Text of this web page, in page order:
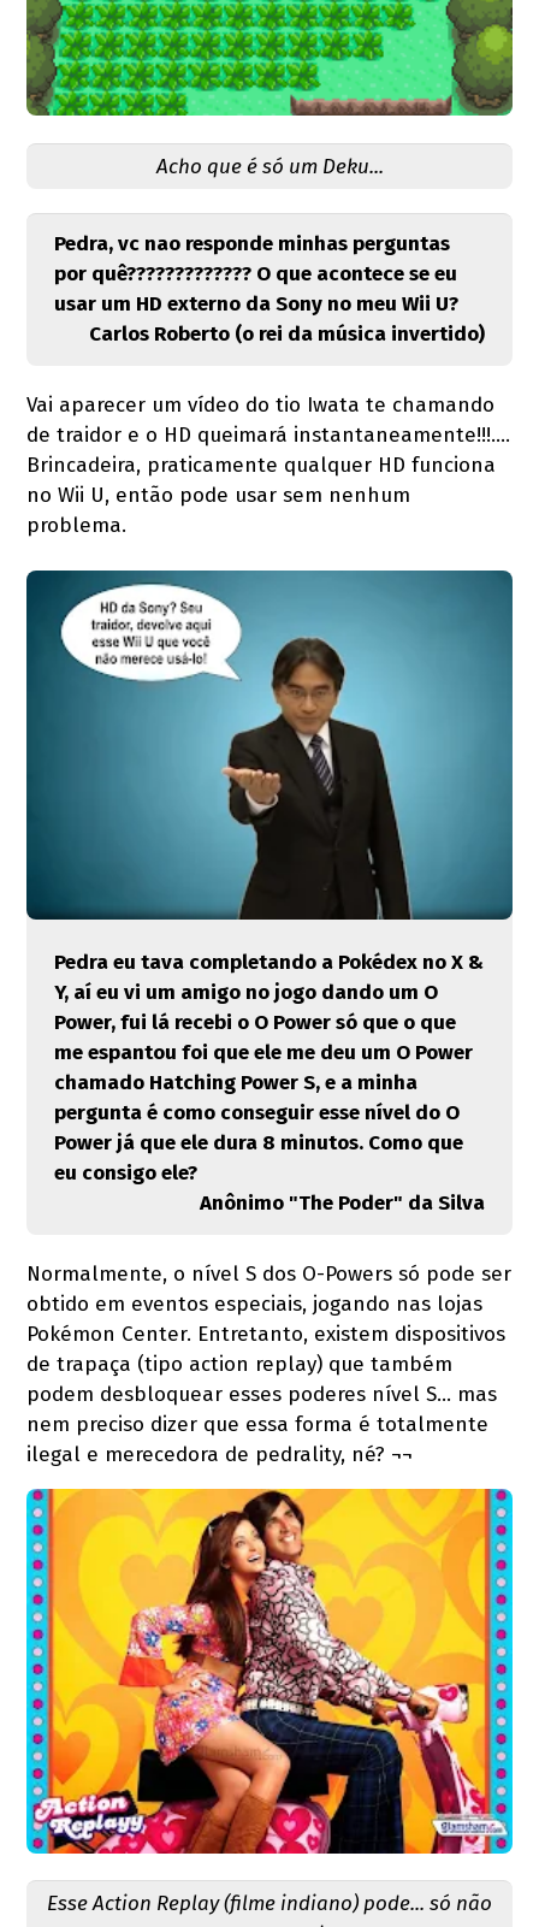
Acho que é só um Deku...
Pedra, vc nao responde minhas perguntas
por quê????????????? O que acontece se eu
usar um HD externo da Sony no meu Wii U?‎
Carlos Roberto (o rei da música invertido)
Vai aparecer um vídeo do tio Iwata te chamando
de traidor e o HD queimará instantaneamente!!!....
Brincadeira, praticamente qualquer HD funciona
no Wii U, então pode usar sem nenhum
problema.
Pedra eu tava completando a Pokédex no X &
Y, aí eu vi um amigo no jogo dando um O
Power, fui lá recebi o O Power só que o que
me espantou foi que ele me deu um O Power
chamado Hatching Power S, e a minha
pergunta é como conseguir esse nível do O
Power já que ele dura 8 minutos. Como que
eu consigo ele?
Anônimo "The Poder" da Silva
Normalmente, o nível S dos O-Powers só pode ser
obtido em eventos especiais, jogando nas lojas
Pokémon Center. Entretanto, existem dispositivos
de trapaça (tipo action replay) que também
podem desbloquear esses poderes nível S... mas
nem preciso dizer que essa forma é totalmente
ilegal e merecedora de pedrality, né? ¬¬
Esse Action Replay (filme indiano) pode... só não